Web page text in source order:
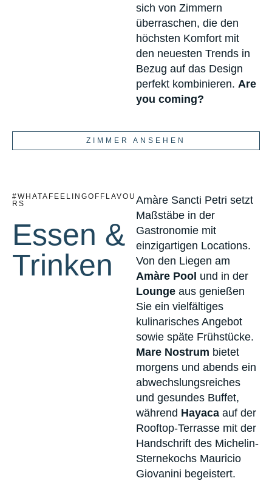
sich von Zimmern
überraschen, die den
höchsten Komfort mit
den neuesten Trends in
Bezug auf das Design
perfekt kombinieren. Are
you coming?
ZIMMER ANSEHEN
#WHATAFEELINGOFFLAVOU
RS
Essen &
Trinken
Amàre Sancti Petri setzt
Maßstäbe in der
Gastronomie mit
einzigartigen Locations.
Von den Liegen am
Amàre Pool und in der
Lounge aus genießen
Sie ein vielfältiges
kulinarisches Angebot
sowie späte Frühstücke.
Mare Nostrum bietet
morgens und abends ein
abwechslungsreiches
und gesundes Buffet,
während Hayaca auf der
Rooftop-Terrasse mit der
Handschrift des Michelin-
Sternekochs Mauricio
Giovanini begeistert.